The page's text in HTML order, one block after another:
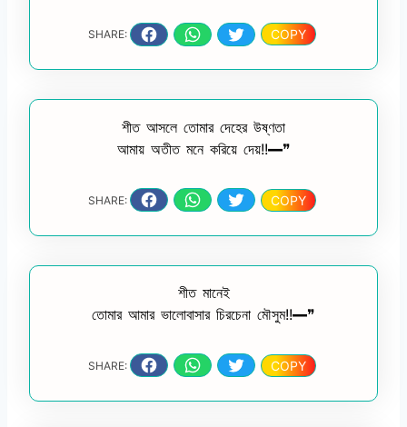
SHARE: COPY
শীত আসলে তোমার দেহের উষ্ণতা
আমায় অতীত মনে করিয়ে দেয়!!━❞
SHARE: COPY
শীত মানেই
তোমার আমার ভালোবাসার চিরচেনা মৌসুম!!━❞
SHARE: COPY